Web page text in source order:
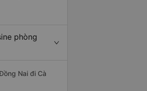
phòng
Nai đi Cà